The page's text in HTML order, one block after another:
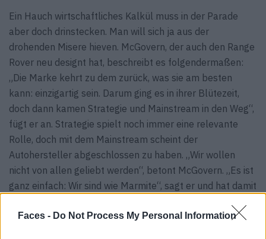
Faces - Do Not Process My Personal Information
Ein Hauch wirtschaftliches Kalkül muss in der Parade
aber doch drinstecken. Man will sich ja aus der
drohenden Misere hieven. McGovern, der auch den Range
Rover neu designt hat, beschreibt es folgendermaßen:
„Die Marke kehrt zu dem zurück, was sie am besten
kann: einzigartig sein. Darum ging es in ihrer Blütezeit,
doch dann kamen Strategie und Mainstream in den Weg“,
fügt er an. Strategie spielt noch immer eine relevante
Rolle, doch mit dem Mainstream scheint der
Autohersteller abgeschlossen zu haben. „Wir wollen
nicht von allen geliebt werden“, betont McGovern. „Es ist
ganz einfach: Wir sind wie Marmite“, sagt er und hat damit
Aufstrich wird entweder heiß geliebt oder verabscheut –